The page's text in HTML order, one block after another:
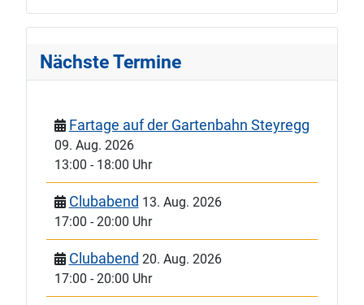
Nächste Termine
Fartage auf der Gartenbahn Steyregg
09. Aug. 2026
13:00 - 18:00 Uhr
Clubabend 13. Aug. 2026
17:00 -20:00 Uhr
Clubabend 20. Aug. 2026
17:00 -20:00 Uhr